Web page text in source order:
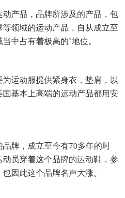
动产品，品牌所涉及的产品，包
领域的运动产品，自从成立至
中占有着极高的`地位。
运动服提供紧身衣，垫肩，以
基本上高端的运动产品都用安
牌，成立至今有70多年的时
员穿着这个品牌的运动鞋，参
因此这个品牌名声大涨。